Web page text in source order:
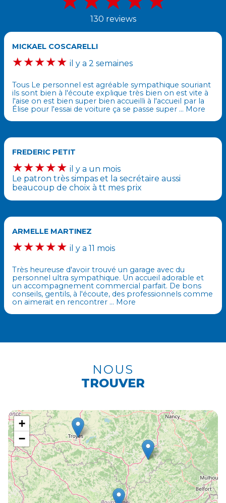
130 reviews
MICKAEL COSCARELLI
★★★★★ il y a 2 semaines
Tous Le personnel est agréable sympathique souriant
ils sont bien à l'écoute explique très bien on est vite à
l'aise on est bien super bien accueilli à l'accueil par la
Élise pour l'essai de voiture ça se passe super … More
FREDERIC PETIT
★★★★★ il y a un mois
Le patron très simpas et la secrétaire aussi
beaucoup de choix à tt mes prix
ARMELLE MARTINEZ
★★★★★ il y a 11 mois
Très heureuse d'avoir trouvé un garage avec du
personnel ultra sympathique. Un accueil adorable et
un accompagnement commercial parfait. De bons
conseils, gentils, à l'écoute, des professionnels comme
on aimerait en rencontrer … More
NOUS
TROUVER
+
−